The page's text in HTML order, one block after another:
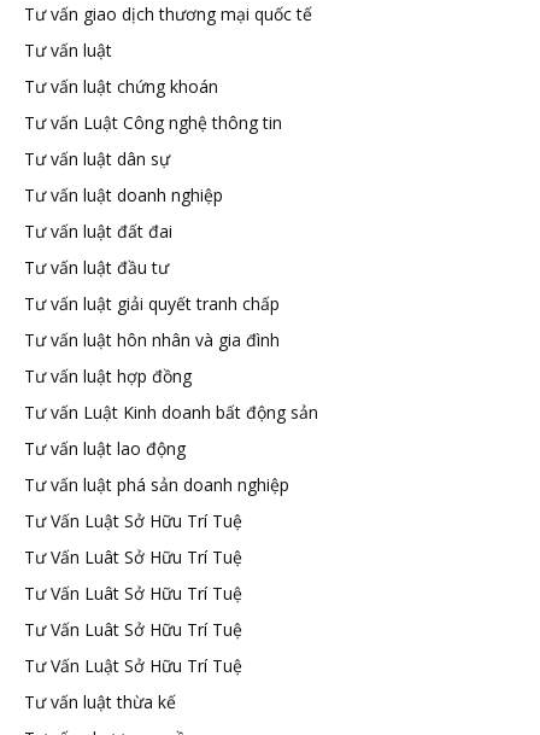
Tư vấn giao dịch thương mại quốc tế
Tư vấn luật
Tư vấn luật chứng khoán
Tư vấn Luật Công nghệ thông tin
Tư vấn luật dân sự
Tư vấn luật doanh nghiệp
Tư vấn luật đất đai
Tư vấn luật đầu tư
Tư vấn luật giải quyết tranh chấp
Tư vấn luật hôn nhân và gia đình
Tư vấn luật hợp đồng
Tư vấn Luật Kinh doanh bất động sản
Tư vấn luật lao động
Tư vấn luật phá sản doanh nghiệp
Tư Vấn Luật Sở Hữu Trí Tuệ
Tư Vấn Luât Sở Hữu Trí Tuệ
Tư Vấn Luât Sở Hữu Trí Tuệ
Tư Vấn Luât Sở Hữu Trí Tuệ
Tư Vấn Luật Sở Hữu Trí Tuệ
Tư vấn luật thừa kế